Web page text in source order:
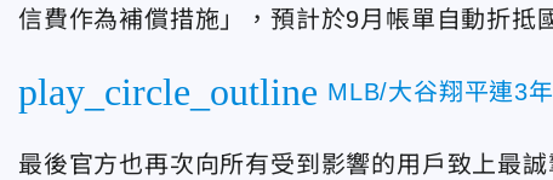
信費作為補償措施」，預計於9月帳單自動折抵
play_circle_outline MLB/大谷翔平連3
最後官方也再次向所有受到影響的用戶致上最